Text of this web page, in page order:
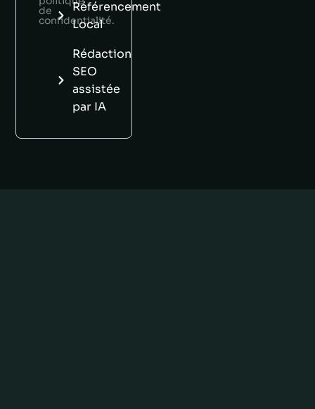
de
confidentialité.
Référencement
Local
Rédaction
SEO
assistée
par IA